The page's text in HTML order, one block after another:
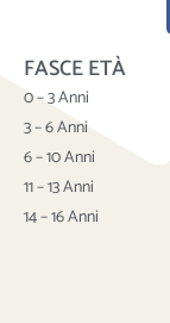
FASCE ETÀ
0 – 3 Anni
3 – 6 Anni
6 – 10 Anni
11 – 13 Anni
14 – 16 Anni